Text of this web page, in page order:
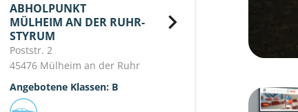
ABHOLPUNKT
MÜLHEIM AN DER RUHR-
STYRUM
Poststr. 2
45476 Mülheim an der Ruhr
Angebotene Klassen: B